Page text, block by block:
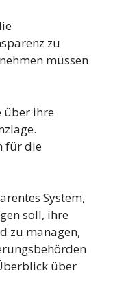
zu
müssen
über ihre
für die
System,
soll, ihre
zu managen,
über